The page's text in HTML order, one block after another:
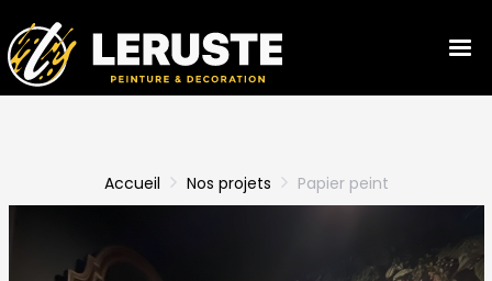
Accueil Nos projets Papier peint